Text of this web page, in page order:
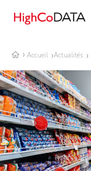
Accueil Actualités